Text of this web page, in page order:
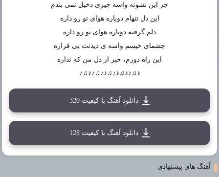
جز این نشونه واسه چیزی دخیل نمی بندم
این دل تنهام دوباره هوای تو رو داره
دلم گرفته دوباره هوای تو رو داره
چشمای خیسم واسه ی دیدنت بی قراره
این راه دورم، خبر از دل من که نداره
♪♫♪♪♫♪♪♫♪♪♫♪♪♫♪
دانلود آهنگ با کیفیت 320
دانلود آهنگ با کیفیت 128
آهنگ های پیشنهادی